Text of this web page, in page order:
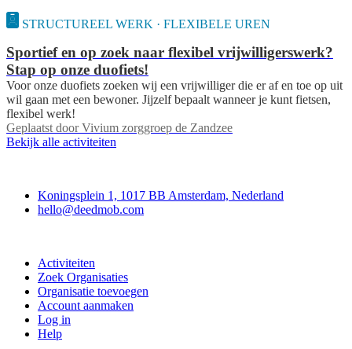
STRUCTUREEL WERK · FLEXIBELE UREN
Sportief en op zoek naar flexibel vrijwilligerswerk?
Stap op onze duofiets!
Voor onze duofiets zoeken wij een vrijwilliger die er af en toe op uit
wil gaan met een bewoner. Jijzelf bepaalt wanneer je kunt fietsen,
flexibel werk!
Geplaatst door Vivium zorggroep de Zandzee
Bekijk alle activiteiten
Koningsplein 1, 1017 BB Amsterdam, Nederland
hello@deedmob.com
Activiteiten
Zoek Organisaties
Organisatie toevoegen
Account aanmaken
Log in
Help